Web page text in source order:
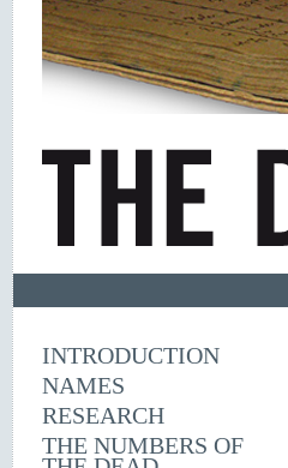
INTRODUCTION
NAMES
RESEARCH
THE NUMBERS OF